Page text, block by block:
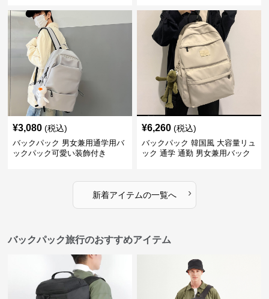
¥3,080 (税込)
バックパック 男女兼用通学用バ
ックパック可愛い装飾付き
¥6,260 (税込)
バックパック 韓国風 大容量リュ
ック 通学 通勤 男女兼用バック
新着アイテムの一覧へ ›
バックパック旅行のおすすめアイテム